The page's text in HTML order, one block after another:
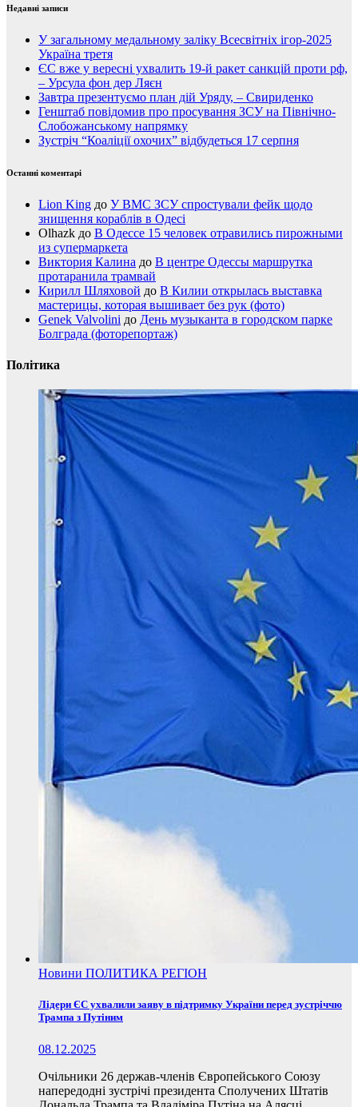
Недавні записи
У загальному медальному заліку Всесвітніх ігор-2025
Україна третя
ЄС вже у вересні ухвалить 19-й ракет санкцій проти рф,
– Урсула фон дер Ляєн
Завтра презентуємо план дій Уряду, – Свириденко
Генштаб повідомив про просування ЗСУ на Північно-
Слобожанському напрямку
Зустріч “Коаліції охочих” відбудеться 17 серпня
Останні коментарі
Lion King до У ВМС ЗСУ спростували фейк щодо
знищення кораблів в Одесі
Olhazk до В Одессе 15 человек отравились пирожными
из супермаркета
Виктория Калина до В центре Одессы маршрутка
протаранила трамвай
Кирилл Шляховой до В Килии открылась выставка
мастерицы, которая вышивает без рук (фото)
Genek Valvolini до День музыканта в городском парке
Болграда (фоторепортаж)
Політика
Новини ПОЛИТИКА РЕГІОН
Лідери ЄС ухвалили заяву в підтримку України перед зустріччю
Трампа з Путіним
08.12.2025
Очільники 26 держав-членів Європейського Союзу
напередодні зустрічі президента Сполучених Штатів